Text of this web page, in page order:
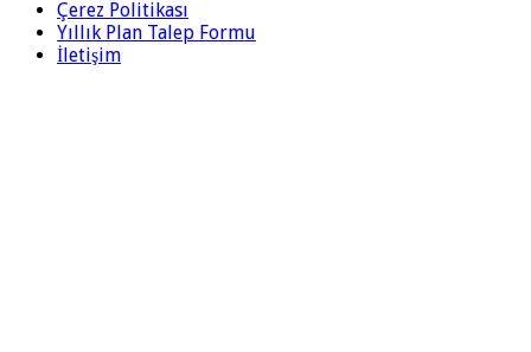
Çerez Politikası
Yıllık Plan Talep Formu
İletişim